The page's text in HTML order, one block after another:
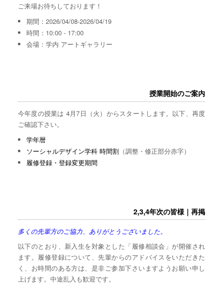
ご来場お待ちしております！
期間：2026/04/08-2026/04/19
時間：10:00 - 17:00
会場：学内 アートギャラリー
授業開始のご案内
今年度の授業は 4月7日（火）からスタートします。以下、再度
ご確認下さい。
学年暦
ソーシャルデザイン学科 時間割 （調整・修正部分赤字）
履修登録・登録変更期間
2,3,4年次の皆様｜再掲
多くの先輩方のご協力、ありがとうございました。
以下のとおり、新入生を対象とした「履修相談会」が開催され
ます。履修登録について、先輩からのアドバイスをいただきた
く、お時間のある方は、是非ご参加下さいますようお願い申し
上げます。中途乱入も歓迎です。